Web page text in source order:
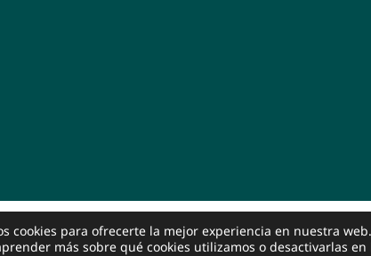
Salud PsicoemocionalJJ Sánchez|Política de Privacidad
cookies para ofrecerte la mejor experiencia en nuestra web.
más sobre qué cookies utilizamos o desactivarlas